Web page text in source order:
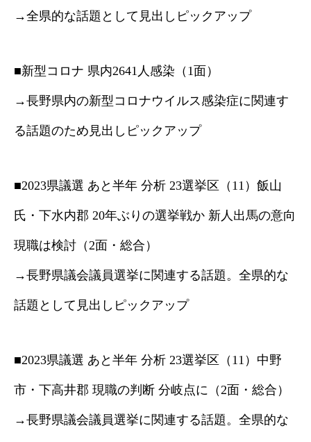
→全県的な話題として見出しピックアップ
■新型コロナ 県内2641人感染（1面）
→長野県内の新型コロナウイルス感染症に関連す
る話題のため見出しピックアップ
■2023県議選 あと半年 分析 23選挙区（11）飯山
氏・下水内郡 20年ぶりの選挙戦か 新人出馬の意向
現職は検討（2面・総合）
→長野県議会議員選挙に関連する話題。全県的な
話題として見出しピックアップ
■2023県議選 あと半年 分析 23選挙区（11）中野
市・下高井郡 現職の判断 分岐点に（2面・総合）
→長野県議会議員選挙に関連する話題。全県的な